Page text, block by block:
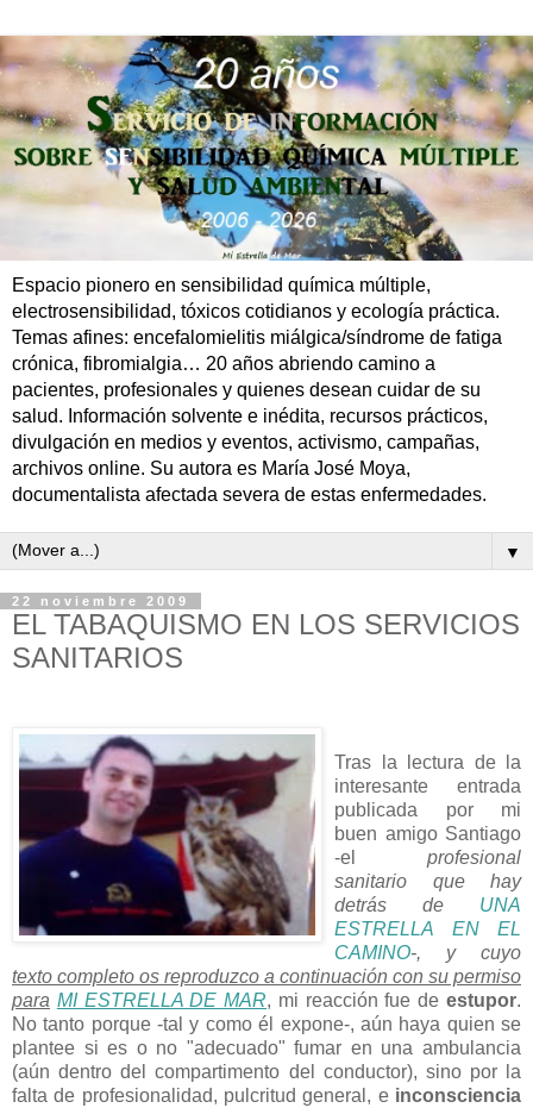
Espacio pionero en sensibilidad química múltiple,
electrosensibilidad, tóxicos cotidianos y ecología práctica.
Temas afines: encefalomielitis miálgica/síndrome de fatiga
crónica, fibromialgia… 20 años abriendo camino a
pacientes, profesionales y quienes desean cuidar de su
salud. Información solvente e inédita, recursos prácticos,
divulgación en medios y eventos, activismo, campañas,
archivos online. Su autora es María José Moya,
documentalista afectada severa de estas enfermedades.
▼
22 noviembre 2009
EL TABAQUISMO EN LOS SERVICIOS
SANITARIOS
Tras la lectura de la
interesante entrada
publicada por mi
buen amigo Santiago
-el profesional
sanitario que hay
detrás de UNA
ESTRELLA EN EL
CAMINO-, y cuyo
texto completo os reproduzco a continuación con su permiso
para MI ESTRELLA DE MAR, mi reacción fue deestupor.
No tanto porque -tal y como él expone-, aún haya quien se
plantee si es o no "adecuado" fumar en una ambulancia
(aún dentro del compartimento del conductor), sino por la
falta de profesionalidad, pulcritud general, e inconsciencia